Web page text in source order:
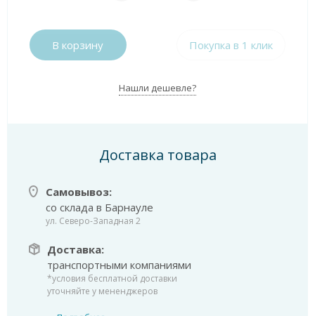
В корзину Покупка в 1 клик
Нашли дешевле?
Доставка товара
Самовывоз:
со склада в Барнауле
ул. Северо-Западная 2
Доставка:
транспортными компаниями
*условия бесплатной доставки
уточняйте у мененджеров